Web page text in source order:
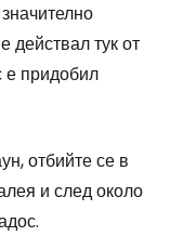
действал тук от
е придобил
отбийте се в
и след около